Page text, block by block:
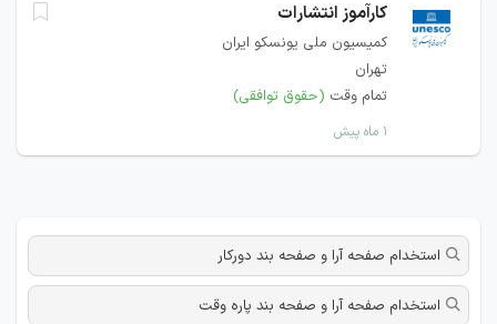
کارآموز انتشارات
کمیسیون ملی یونسکو ایران
تهران
تمام وقت (حقوق توافقی)
۱ ماه پیش
استخدام صفحه آرا و صفحه بند دورکار
استخدام صفحه آرا و صفحه بند پاره وقت